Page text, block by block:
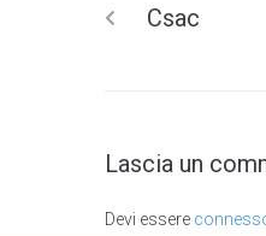
Csac
Lascia un
Devi essere